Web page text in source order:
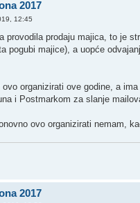
2017
12:45
provodila prodaju majica, to je
pogubi majice), a uopće
organizirati ove godine, a
i Postmarkom za slanje
ovo organizirati nemam,
2017